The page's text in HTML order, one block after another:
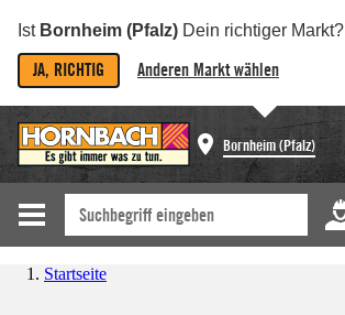
Ist Bornheim (Pfalz) Dein richtiger Markt?
JA, RICHTIG Anderen Markt wählen
Bornheim (Pfalz)
Startseite